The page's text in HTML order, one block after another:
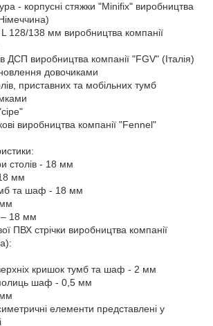
- корпусні стяжки "Minifix" виробництва
L 128/138 мм виробництва компанії
ДСП виробництва компанії "FGV" (Італія)
довочиками
приставних та мобільних тумб
виробництва компанії "Fennel"
столів - 18 мм
мм
та шаф - 18 мм
– 18 мм
ПВХ стрічки виробництва компанії
кришок тумб та шаф - 2 мм
шаф - 0,5 мм
елементи представлені у